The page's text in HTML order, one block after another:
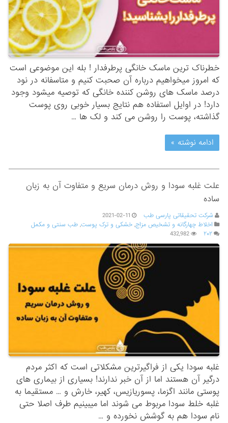
خطرناک ترین ماسک خانگی پرطرفدار ! بله این موضوعی است
که امروز میخواهیم درباره آن صحبت کنیم و متاسفانه در نود
درصد ماسک های روشن کننده خانگی که توصیه میشود وجود
دارد! در اوایل استفاده هم نتایج بسیار خوبی روی پوست
گذاشته، پوست را روشن می کند و لک ها …
ادامه نوشته »
علت غلبه سودا و روش درمان سریع و متفاوت آن به زبان
ساده
شرکت تحقیقاتی پارسی طب
2021-02-11
اخلاط چهارگانه و تشخیص مزاج,خشکی و ترک پوست,طب سنتی و مکمل
۲۰۲
432,982
غلبه سودا یکی از فراگیرترین مشکلاتی است که اکثر مردم
درگیر آن هستند اما از آن خبر ندارند! بسیاری از بیماری های
پوستی مانند اگزما، پسوریازیس، کهیر، خارش و … مستقیما به
غلبه خلط سودا مربوط می شوند اما میبینیم طرف اصلا حتی
نام سودا هم به گوشش نخورده و …